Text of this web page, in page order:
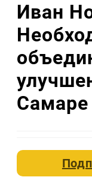
Иван
Самаре